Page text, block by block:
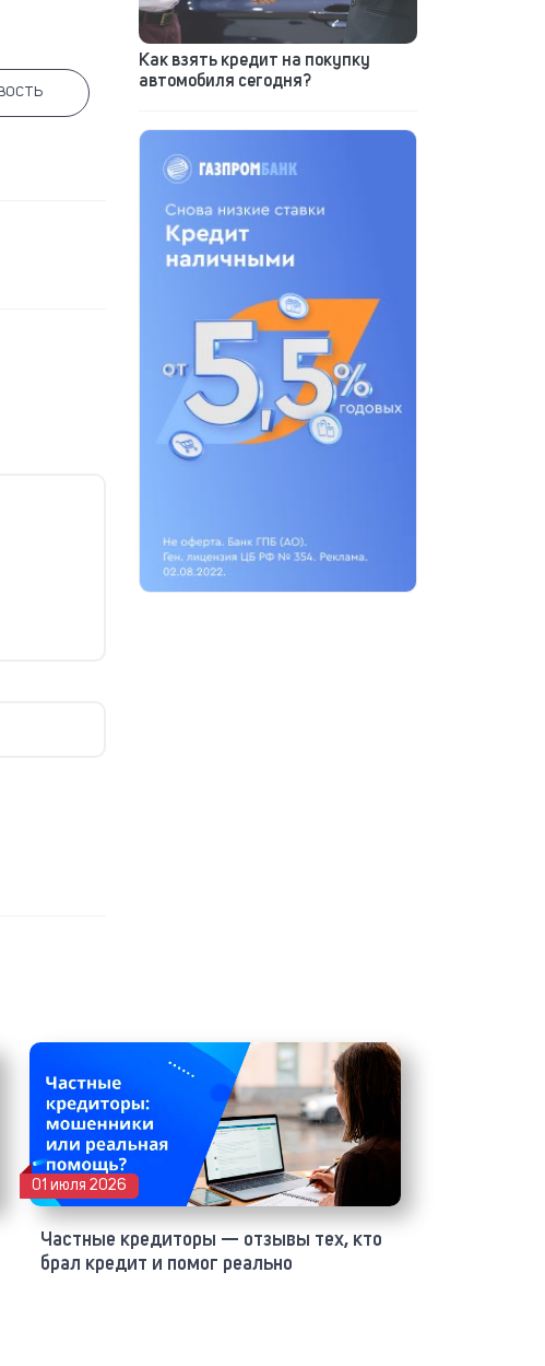
Как взять кредит на покупку
автомобиля сегодня?
Частные кредиторы — отзывы тех, кто
брал кредит и помог реально
01 июля 2026